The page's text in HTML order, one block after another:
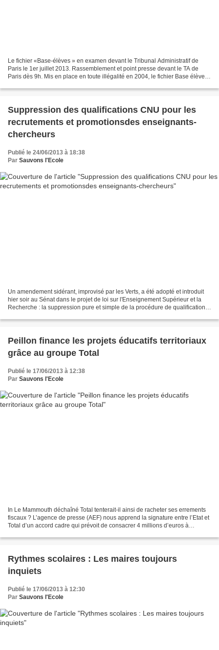
Le fichier «Base-élèves » en examen devant le Tribunal Administratif de
Paris le 1er juillet 2013. Rassemblement et point presse devant le TA de
Paris dès 9h. Mis en place en toute illégalité en 2004, le fichier Base élèves
Suppression des qualifications CNU pour les
recrutements et promotionsdes enseignants-
chercheurs
Publié le 24/06/2013 à 18:38
Par Sauvons l'Ecole
Un amendement sidérant, improvisé par les Verts, a été adopté et introduit
hier soir au Sénat dans le projet de loi sur l'Enseignement Supérieur et la
Recherche : la suppression pure et simple de la procédure de qualification
Peillon finance les projets éducatifs territoriaux
grâce au groupe Total
Publié le 17/06/2013 à 12:38
Par Sauvons l'Ecole
In Le Mammouth déchaîné Total tenterait-il ainsi de racheter ses errements
fiscaux ? L’agence de presse (AEF) nous apprend la signature entre l’Etat et
Total d’un accord cadre qui prévoit de consacrer 4 millions d’euros à
Rythmes scolaires : Les maires toujours
inquiets
Publié le 17/06/2013 à 12:30
Par Sauvons l'Ecole